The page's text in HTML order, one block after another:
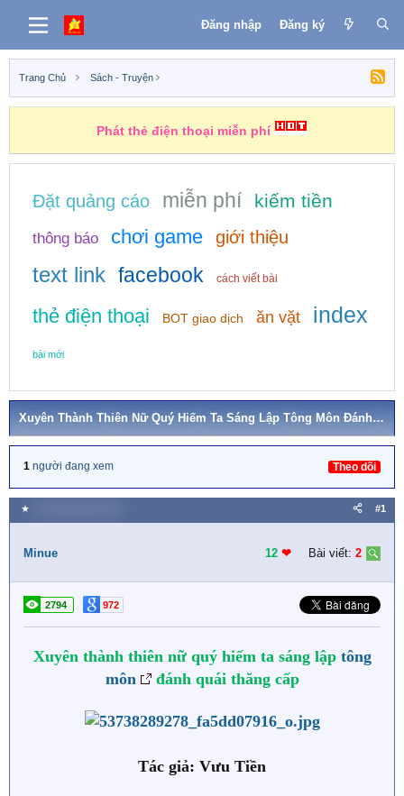
Đăng nhập Đăng ký
Trang Chủ Sách - Truyện
Phát thẻ điện thoại miễn phí
Đặt quảng cáo miễn phí kiếm tiền
thông báo chơi game giới thiệu
text link facebook cách viết bài
thẻ điện thoại BOT giao dịch ăn vặt index
bài mới
Xuyên Thành Thiên Nữ Quý Hiếm Ta Sáng Lập Tông Môn Đánh Quái Thăng Cấp - Vưu Tiền
1 người đang xem Theo dõi
★ #1
Minue 12 ❤︎ Bài viết: 2
2794 972
Xuyên thành thiên nữ quý hiếm ta sáng lập tông
môn
đánh quái thăng cấp
Tác giả: Vưu Tiền​